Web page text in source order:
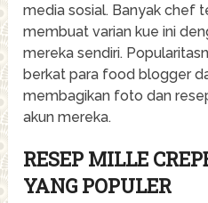
media sosial. Banyak chef
membuat varian kue ini
mereka sendiri.
berkat para food blogger
membagikan foto dan
akun mereka.
RESEP MILLE
YANG POPULER